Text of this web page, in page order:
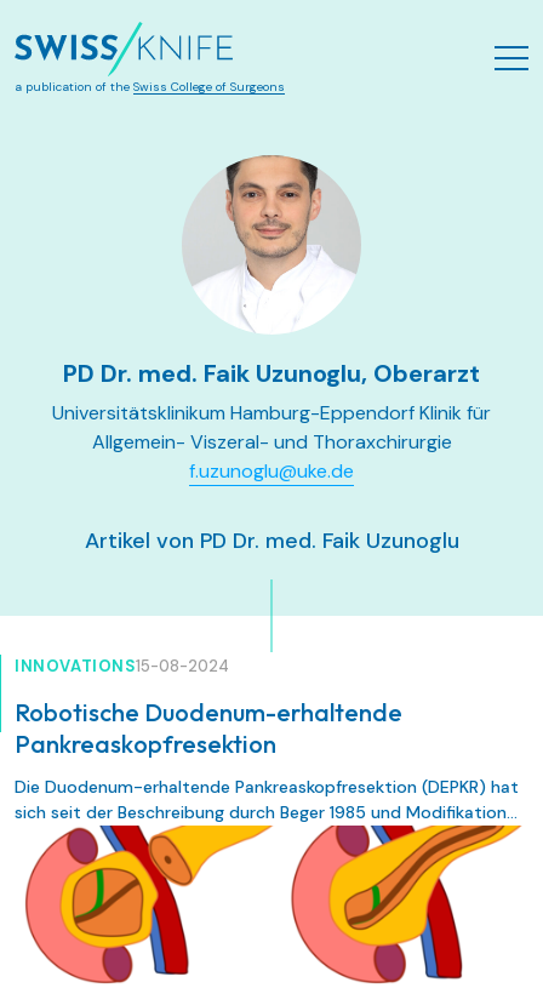
Zum Hauptinhalt springen
a publication of the Swiss College of Surgeons
PD Dr. med. Faik Uzunoglu, Oberarzt
Universitätsklinikum Hamburg-Eppendorf Klinik für
Allgemein- Viszeral- und Thoraxchirurgie
f.uzunoglu@uke.de
Artikel von PD Dr. med. Faik Uzunoglu
INNOVATIONS15-08-2024
Robotische Duodenum-erhaltende
Pankreaskopfresektion
Die Duodenum-erhaltende Pankreaskopfresektion (DEPKR) hat
sich seit der Beschreibung durch Beger 1985 und Modifikation
durch Frey 1987 als effektive Therapie der symptomatischen
chronischen Pankreatitis gezeigt.